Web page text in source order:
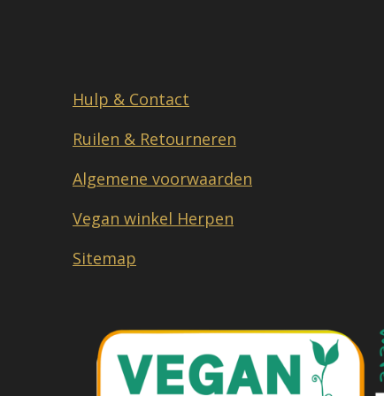
Hulp & Contact
Ruilen & Retourneren
Algemene voorwaarden
Vegan winkel Herpen
Sitemap